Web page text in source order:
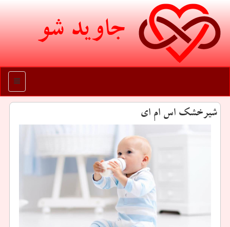
جاوید شو
منو
شیرخشك اس ام ای